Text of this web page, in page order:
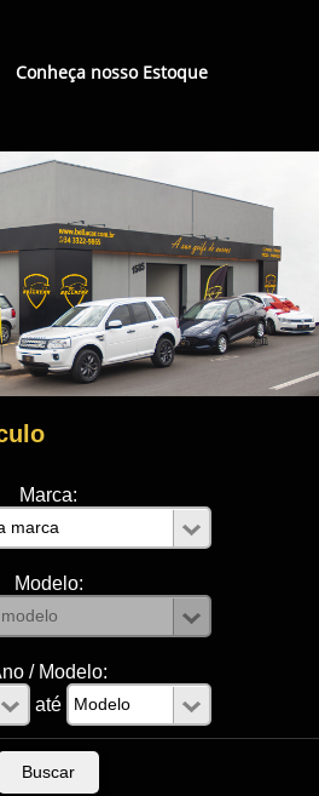
Conheça nosso Estoque
Marca:
Modelo:
/ Modelo:
até